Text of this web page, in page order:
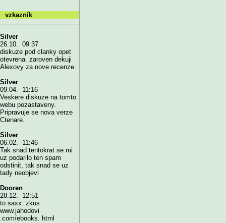
vzkazník
Silver
26.10. 09:37
diskuze pod clanky opet
otevrena. zaroven dekuji
Alexovy za nove recenze.
Silver
09.04. 11:16
Veskere diskuze na tomto
webu pozastaveny.
Pripravuje se nova verze
Ctenare.
Silver
06.02. 11:46
Tak snad tentokrat se mi
uz podarilo ten spam
odstinit, tak snad se uz
tady neobjevi
Dooren
28.12. 12:51
to saxx: zkus
www.jahodovi
.com/ebooks. html